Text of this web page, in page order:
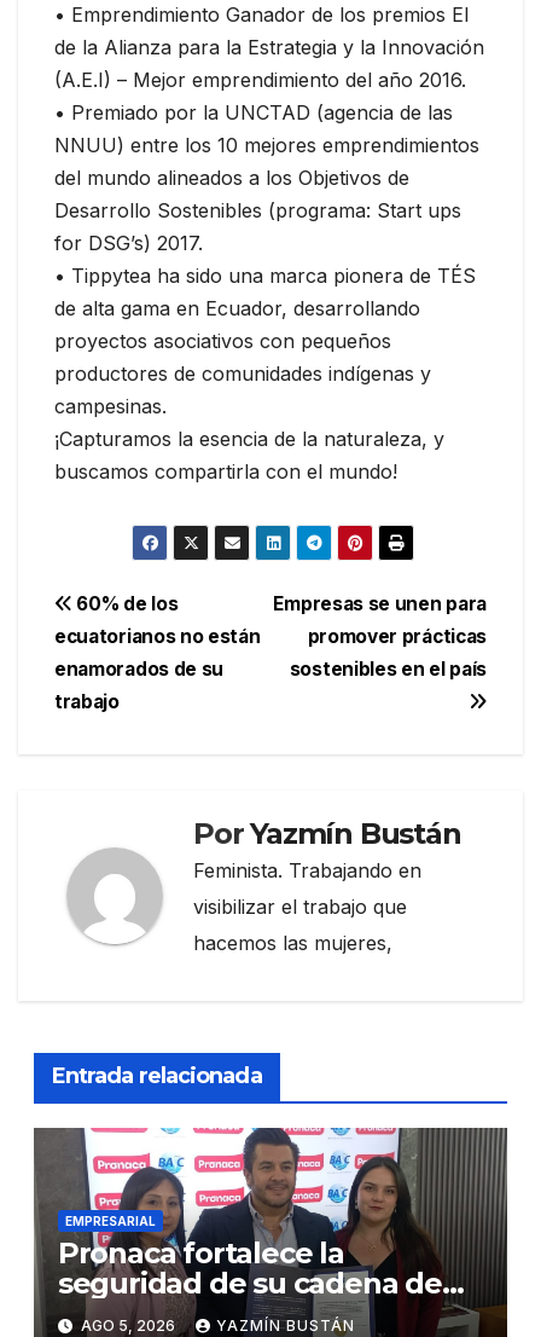
• Emprendimiento Ganador de los premios EI
de la Alianza para la Estrategia y la Innovación
(A.E.I) – Mejor emprendimiento del año 2016.
• Premiado por la UNCTAD (agencia de las
NNUU) entre los 10 mejores emprendimientos
del mundo alineados a los Objetivos de
Desarrollo Sostenibles (programa: Start ups
for DSG’s) 2017.
• Tippytea ha sido una marca pionera de TÉS
de alta gama en Ecuador, desarrollando
proyectos asociativos con pequeños
productores de comunidades indígenas y
campesinas.
¡Capturamos la esencia de la naturaleza, y
buscamos compartirla con el mundo!
Navegación
de
entradas
Empresas se unen para
promover prácticas
sostenibles en el país
60% de los
ecuatorianos no están
enamorados de su
trabajo
PorYazmín Bustán
Feminista. Trabajando en
visibilizar el trabajo que
hacemos las mujeres,
Entrada relacionada
EMPRESARIAL
Pronaca fortalece la
seguridad de su cadena de
suministro con certificación
AGO 5, 2026 YAZMÍN BUSTÁN